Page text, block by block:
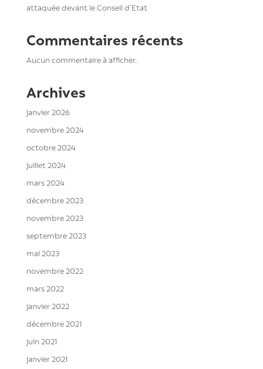
attaquée devant le Conseil d’Etat
Commentaires récents
Aucun commentaire à afficher.
Archives
janvier 2026
novembre 2024
octobre 2024
juillet 2024
mars 2024
décembre 2023
novembre 2023
septembre 2023
mai 2023
novembre 2022
mars 2022
janvier 2022
décembre 2021
juin 2021
janvier 2021